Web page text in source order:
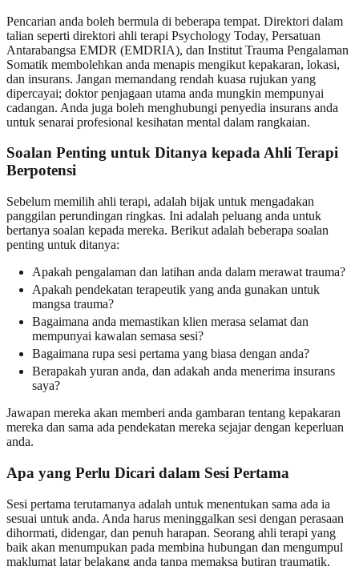
Pencarian anda boleh bermula di beberapa tempat. Direktori dalam
talian seperti direktori ahli terapi Psychology Today, Persatuan
Antarabangsa EMDR (EMDRIA), dan Institut Trauma Pengalaman
Somatik membolehkan anda menapis mengikut kepakaran, lokasi,
dan insurans. Jangan memandang rendah kuasa rujukan yang
dipercayai; doktor penjagaan utama anda mungkin mempunyai
cadangan. Anda juga boleh menghubungi penyedia insurans anda
untuk senarai profesional kesihatan mental dalam rangkaian.
Soalan Penting untuk Ditanya kepada Ahli Terapi
Berpotensi
Sebelum memilih ahli terapi, adalah bijak untuk mengadakan
panggilan perundingan ringkas. Ini adalah peluang anda untuk
bertanya soalan kepada mereka. Berikut adalah beberapa soalan
penting untuk ditanya:
Apakah pengalaman dan latihan anda dalam merawat trauma?
Apakah pendekatan terapeutik yang anda gunakan untuk
mangsa trauma?
Bagaimana anda memastikan klien merasa selamat dan
mempunyai kawalan semasa sesi?
Bagaimana rupa sesi pertama yang biasa dengan anda?
Berapakah yuran anda, dan adakah anda menerima insurans
saya?
Jawapan mereka akan memberi anda gambaran tentang kepakaran
mereka dan sama ada pendekatan mereka sejajar dengan keperluan
anda.
Apa yang Perlu Dicari dalam Sesi Pertama
Sesi pertama terutamanya adalah untuk menentukan sama ada ia
sesuai untuk anda. Anda harus meninggalkan sesi dengan perasaan
dihormati, didengar, dan penuh harapan. Seorang ahli terapi yang
baik akan menumpukan pada membina hubungan dan mengumpul
maklumat latar belakang anda tanpa memaksa butiran traumatik.